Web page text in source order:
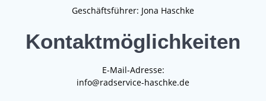
Geschäftsführer: Jona Haschke
Kontaktmöglichkeiten
E-Mail-Adresse:
info@radservice-haschke.de